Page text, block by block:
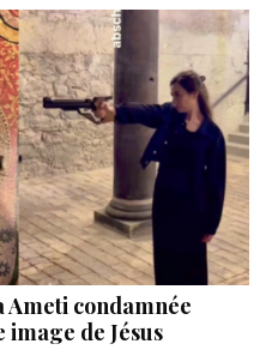
Culture
Economie
Ameti condamnée
de Jésus